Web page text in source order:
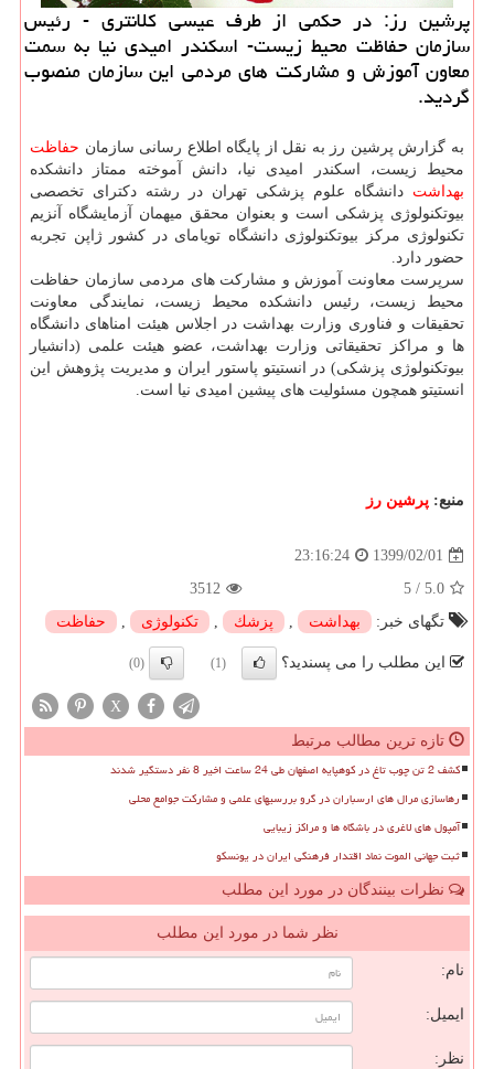
پرشین رز: در حكمی از طرف عیسی كلانتری - رئیس
سازمان حفاظت محیط زیست- اسكندر امیدی نیا به سمت
معاون آموزش و مشاركت های مردمی این سازمان منصوب
گردید.
به گزارش پرشین رز به نقل از پایگاه اطلاع رسانی سازمان حفاظت
محیط زیست، اسكندر امیدی نیا، دانش آموخته ممتاز دانشكده
بهداشت دانشگاه علوم پزشكی تهران در رشته دكترای تخصصی
بیوتكنولوژی پزشكی است و بعنوان محقق میهمان آزمایشگاه آنزیم
تكنولوژی مركز بیوتكنولوژی دانشگاه تویامای در كشور ژاپن تجربه
حضور دارد.
سرپرست معاونت آموزش و مشاركت های مردمی سازمان حفاظت
محیط زیست، رئیس دانشكده محیط زیست، نمایندگی معاونت
تحقیقات و فناوری وزارت بهداشت در اجلاس هیئت امناهای دانشگاه
ها و مراكز تحقیقاتی وزارت بهداشت، عضو هیئت علمی (دانشیار
بیوتكنولوژی پزشكی) در انستیتو پاستور ایران و مدیریت پژوهش این
انستیتو همچون مسئولیت های پیشین امیدی نیا است.
منبع: پرشین رز
1399/02/01
23:16:24
5.0
/
5
3512
تگهای خبر:
بهداشت , پزشك , تكنولوژی , حفاظت
این مطلب را می پسندید؟ (1)
(0)
X
تازه ترین مطالب مرتبط
کشف 2 تن چوب تاغ در کوهپایه اصفهان طی 24 ساعت اخیر 8 نفر دستگیر شدند
رهاسازی مرال های ارسباران در گرو بررسیهای علمی و مشارکت جوامع محلی
آمپول های لاغری در باشگاه ها و مراکز زیبایی
ثبت جهانی الموت نماد اقتدار فرهنگی ایران در یونسکو
نظرات بینندگان در مورد این مطلب
نظر شما در مورد این مطلب
نام:
ایمیل:
نظر: